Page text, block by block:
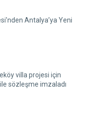
Antalya’ya Yeni
villa projesi için
sözleşme imzaladı